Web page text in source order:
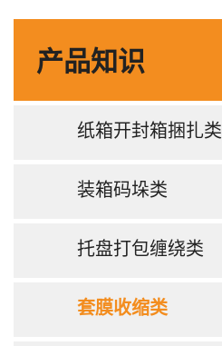
产品知识
纸箱开封箱捆扎类
装箱码垛类
托盘打包缠绕类
套膜收缩类